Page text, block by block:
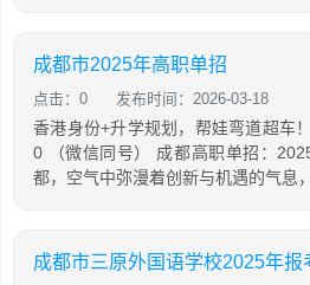
成都市2025年高职单招
点击：0 发布时间：2026-03-18
香港身份+升学规划，帮娃弯道超车
0 （微信同号） 成都高职单招：
都，空气中弥漫着创新与机遇的气息
成都市三原外国语学校2025年报